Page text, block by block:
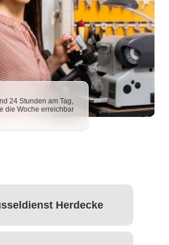
24 Stunden am Tag,
die Woche erreichbar
Herdecke